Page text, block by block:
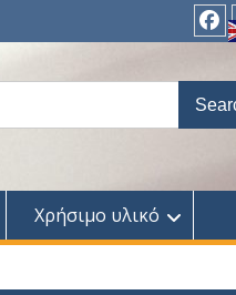
Χρήσιμο υλικό